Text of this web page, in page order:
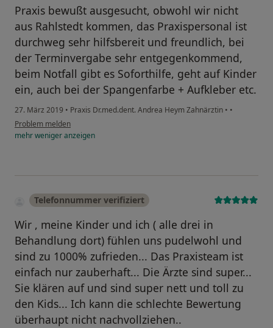
Praxis bewußt ausgesucht, obwohl wir nicht
aus Rahlstedt kommen, das Praxispersonal ist
durchweg sehr hilfsbereit und freundlich, bei
der Terminvergabe sehr entgegenkommend,
beim Notfall gibt es Soforthilfe, geht auf Kinder
ein, auch bei der Spangenfarbe + Aufkleber etc.
27. März 2019 • Praxis Dr.med.dent. Andrea Heym Zahnärztin • •
Problem melden
mehrwenigeranzeigen
Telefonnummer verifiziert
Wir , meine Kinder und ich ( alle drei in
Behandlung dort) fühlen uns pudelwohl und
sind zu 1000% zufrieden... Das Praxisteam ist
einfach nur zauberhaft... Die Ärzte sind super...
Sie klären auf und sind super nett und toll zu
den Kids... Ich kann die schlechte Bewertung
überhaupt nicht nachvollziehen..